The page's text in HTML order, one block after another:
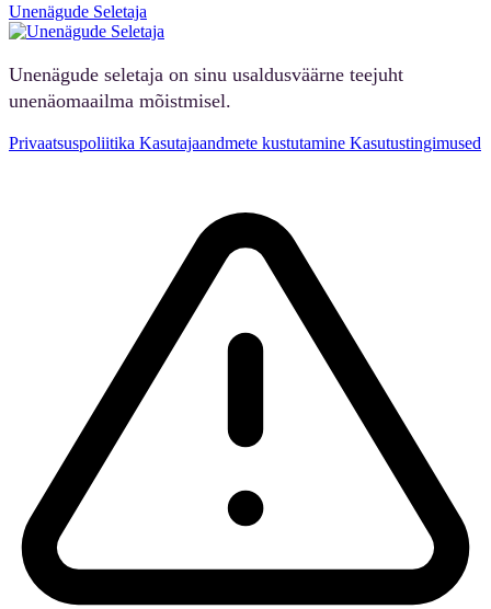
Unenägude Seletaja
Unenägude seletaja on sinu usaldusväärne teejuht
unenäomaailma mõistmisel.
Privaatsuspoliitika Kasutajaandmete kustutamine Kasutustingimused